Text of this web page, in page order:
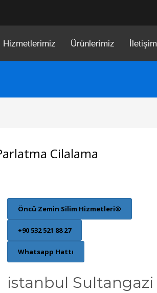
Hizmetlerimiz Ürünlerimiz İletişim
Cilalama
Öncü Zemin Silim Hizmetleri®
+90 532 521 88 27
Whatsapp Hattı
istanbul Sultangazi